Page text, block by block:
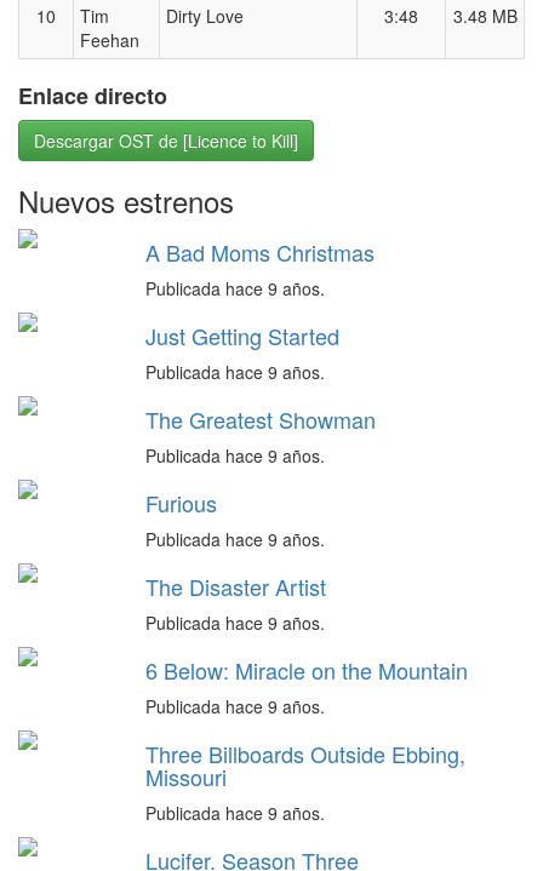
10
Tim
Feehan
Dirty Love 3:48 3.48 MB
Enlace directo
Descargar OST de [Licence to Kill]
Nuevos estrenos
A Bad Moms Christmas
Publicada hace 9 años.
Just Getting Started
Publicada hace 9 años.
The Greatest Showman
Publicada hace 9 años.
Furious
Publicada hace 9 años.
The Disaster Artist
Publicada hace 9 años.
6 Below: Miracle on the Mountain
Publicada hace 9 años.
Three Billboards Outside Ebbing,
Missouri
Publicada hace 9 años.
Lucifer. Season Three